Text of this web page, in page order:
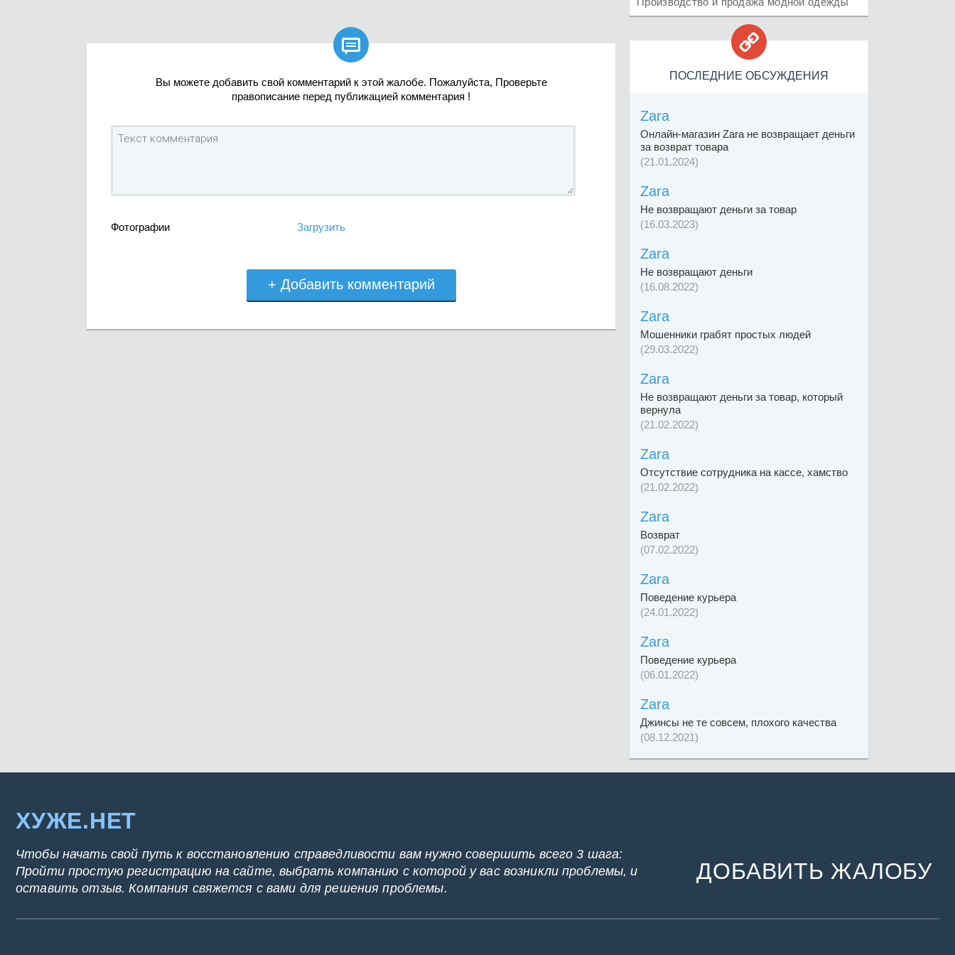

Вы можете добавить свой комментарий к этой жалобе. Пожалуйста, Проверьте
правописание перед публикацией комментария !
Фотографии Загрузить
+ Добавить комментарий

ПОСЛЕДНИЕ ОБСУЖДЕНИЯ
Zara
Онлайн-магазин Zara не возвращает деньги
за возврат товара
(21.01.2024)
Zara
Не возвращают деньги за товар
(16.03.2023)
Zara
Не возвращают деньги
(16.08.2022)
Zara
Мошенники грабят простых людей
(29.03.2022)
Zara
Не возвращают деньги за товар, который
вернула
(21.02.2022)
Zara
Отсутствие сотрудника на кассе, хамство
(21.02.2022)
Zara
Возврат
(07.02.2022)
Zara
Поведение курьера
(24.01.2022)
Zara
Поведение курьера
(06.01.2022)
Zara
Джинсы не те совсем, плохого качества
(08.12.2021)
ХУЖЕ.НЕТ
Чтобы начать свой путь к восстановлению справедливости вам нужно совершить всего 3 шага:
Пройти простую регистрацию на сайте, выбрать компанию с которой у вас возникли проблемы, и
оставить отзыв. Компания свяжется с вами для решения проблемы.
ДОБАВИТЬ ЖАЛОБУ